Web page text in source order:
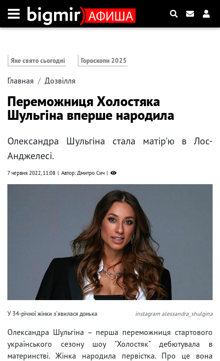
Яке свято сьогодні Гороскопи 2025
Главная Дозвілля
Переможниця Холостяка
Шульгіна вперше народила
Олександра Шульгіна стала матір'ю в Лос-
Анджелесі.
7 червня 2022, 11:08 Автор: Дмитро Сич
У 34-річної жінки з'явилася донька instagram alessandra_shulgina
Олександра Шульгіна – перша переможниця стартового
українського сезону шоу "Холостяк" дебютувала в
материнстві. Жінка народила первістка. Про це вона